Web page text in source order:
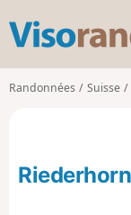
Randonnées Suisse
Riederhorn